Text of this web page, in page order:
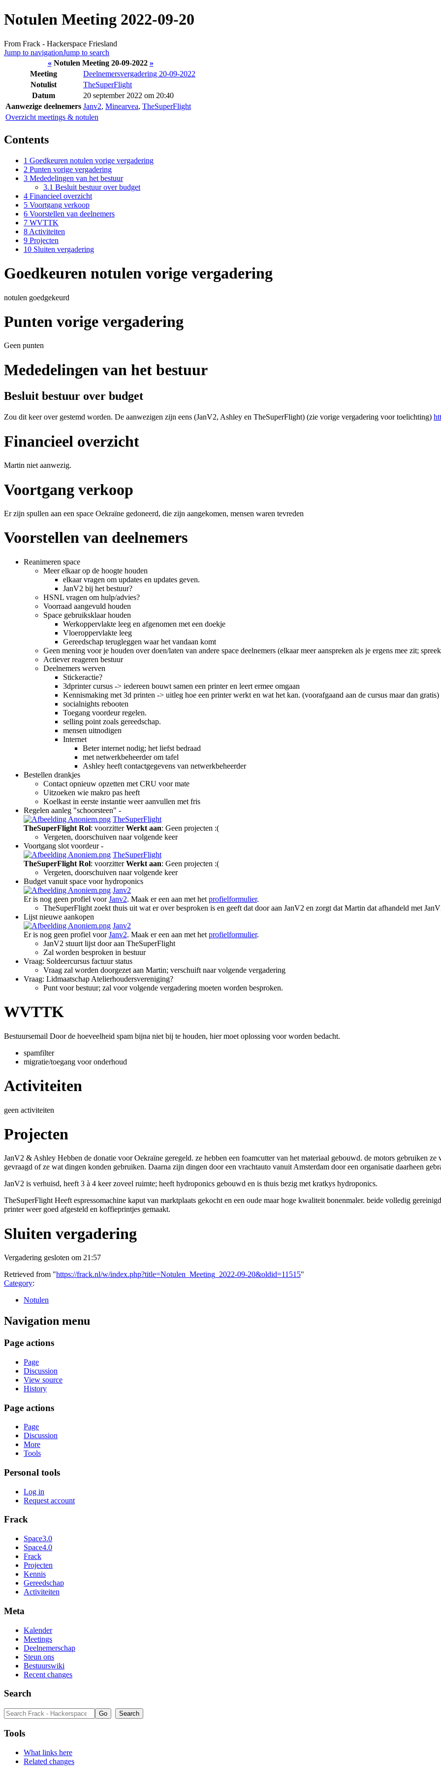
Notulen Meeting 2022-09-20
From Frack - Hackerspace Friesland
Jump to navigationJump to search
«Notulen Meeting 20-09-2022 »
Meeting
Deelnemersvergadering 20-09-2022
Notulist
TheSuperFlight
Datum
20 september 2022 om 20:40
Aanwezige deelnemers Janv2, Minearvea, TheSuperFlight
Overzicht meetings & notulen
Contents
1 Goedkeuren notulen vorige vergadering
2 Punten vorige vergadering
3 Mededelingen van het bestuur
3.1 Besluit bestuur over budget
4 Financieel overzicht
5 Voortgang verkoop
6 Voorstellen van deelnemers
7 WVTTK
8 Activiteiten
9 Projecten
10 Sluiten vergadering
Goedkeuren notulen vorige vergadering
notulen goedgekeurd
Punten vorige vergadering
Geen punten
Mededelingen van het bestuur
Besluit bestuur over budget
Zou dit keer over gestemd worden. De aanwezigen zijn eens (JanV2, Ashley en TheSuperFlight) (zie vorige vergadering voor toelichting)
Financieel overzicht
Martin niet aanwezig.
Voortgang verkoop
Er zijn spullen aan een space Oekraïne gedoneerd, die zijn aangekomen, mensen waren tevreden
Voorstellen van deelnemers
Reanimeren space
Meer elkaar op de hoogte houden
elkaar vragen om updates en updates geven.
JanV2 bij het bestuur?
HSNL vragen om hulp/advies?
Voorraad aangevuld houden
Space gebruiksklaar houden
Werkoppervlakte leeg en afgenomen met een doekje
Vloeroppervlakte leeg
Gereedschap terugleggen waar het vandaan komt
Geen mening voor je houden over doen/laten van andere space deelnemers (elkaar meer aanspreken als je ergens mee zit;
Actiever reageren bestuur
Deelnemers werven
Stickeractie?
3dprinter cursus -> iedereen bouwt samen een printer en leert ermee omgaan
Kennismaking met 3d printen -> uitleg hoe een printer werkt en wat het kan. (voorafgaand aan de cursus maar dan gratis)
socialnights rebooten
Toegang voordeur regelen.
selling point zoals gereedschap.
mensen uitnodigen
Internet
Beter internet nodig; het liefst bedraad
met netwerkbeheerder om tafel
Ashley heeft contactgegevens van netwerkbeheerder
Bestellen drankjes
Contact opnieuw opzetten met CRU voor mate
Uitzoeken wie makro pas heeft
Koelkast in eerste instantie weer aanvullen met fris
Regelen aanleg "schoorsteen" -
TheSuperFlight
TheSuperFlight Rol: voorzitterWerkt aan: Geen projecten :(
Vergeten, doorschuiven naar volgende keer
Voortgang slot voordeur -
TheSuperFlight
TheSuperFlight Rol: voorzitterWerkt aan: Geen projecten :(
Vergeten, doorschuiven naar volgende keer
Budget vanuit space voor hydroponics
Janv2
Er is nog geen profiel voorJanv2. Maak er een aan met het profielformulier.
TheSuperFlight zoekt thuis uit wat er over besproken is en geeft dat door aan JanV2 en zorgt dat Martin dat afhandeld met
Lijst nieuwe aankopen
Janv2
Er is nog geen profiel voorJanv2. Maak er een aan met het profielformulier.
JanV2 stuurt lijst door aan TheSuperFlight
Zal worden besproken in bestuur
Vraag: Soldeercursus factuur status
Vraag zal worden doorgezet aan Martin; verschuift naar volgende vergadering
Vraag: Lidmaatschap Atelierhoudersvereniging?
Punt voor bestuur; zal voor volgende vergadering moeten worden besproken.
WVTTK
Bestuursemail Door de hoeveelheid spam bijna niet bij te houden, hier moet oplossing voor worden bedacht.
spamfilter
migratie/toegang voor onderhoud
Activiteiten
geen activiteiten
Projecten
JanV2 & Ashley Hebben de donatie voor Oekraïne geregeld. ze hebben een foamcutter van het materiaal gebouwd. de motors gebruiken
gevraagd of ze wat dingen konden gebruiken. Daarna zijn dingen door een vrachtauto vanuit Amsterdam door een organisatie daarheen
JanV2 is verhuisd, heeft 3 à 4 keer zoveel ruimte; heeft hydroponics gebouwd en is thuis bezig met kratkys hydroponics.
TheSuperFlight Heeft espressomachine kaput van marktplaats gekocht en een oude maar hoge kwaliteit bonenmaler. beide volledig
printer weer goed afgesteld en koffieprintjes gemaakt.
Sluiten vergadering
Vergadering gesloten om 21:57
Retrieved from "https://frack.nl/w/index.php?title=Notulen_Meeting_2022-09-20&oldid=11515"
Category:
Notulen
Navigation menu
Page actions
Page
Discussion
View source
History
Page actions
Page
Discussion
More
Tools
Personal tools
Log in
Request account
Frack
Space3.0
Space4.0
Frack
Projecten
Kennis
Gereedschap
Activiteiten
Meta
Kalender
Meetings
Deelnemerschap
Steun ons
Bestuurswiki
Recent changes
Search
Tools
What links here
Related changes